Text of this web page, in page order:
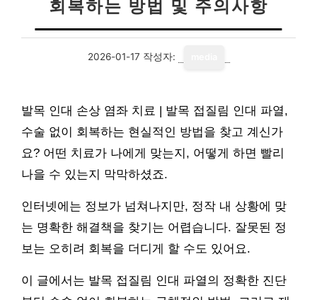
회복하는 방법 및 주의사항
2026-01-17 작성자:
발목 인대 손상 염좌 치료 | 발목 접질림 인대 파열,
수술 없이 회복하는 현실적인 방법을 찾고 계신가
요? 어떤 치료가 나에게 맞는지, 어떻게 하면 빨리
나을 수 있는지 막막하셨죠.
인터넷에는 정보가 넘쳐나지만, 정작 내 상황에 맞
는 명확한 해결책을 찾기는 어렵습니다. 잘못된 정
보는 오히려 회복을 더디게 할 수도 있어요.
이 글에서는 발목 접질림 인대 파열의 정확한 진단